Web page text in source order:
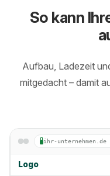
So kann
Aufbau, Ladezeit
mitgedacht – damit
ihr-unternehmen.de
Logo